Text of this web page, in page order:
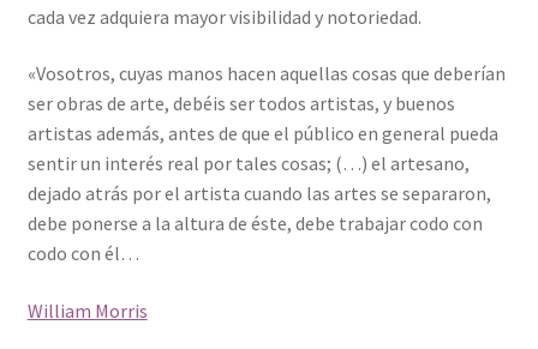
cada vez adquiera mayor visibilidad y notoriedad.
«Vosotros, cuyas manos hacen aquellas cosas que deberían
ser obras de arte, debéis ser todos artistas, y buenos
artistas además, antes de que el público en general pueda
sentir un interés real por tales cosas; (…) el artesano,
dejado atrás por el artista cuando las artes se separaron,
debe ponerse a la altura de éste, debe trabajar codo con
codo con él…
William Morris